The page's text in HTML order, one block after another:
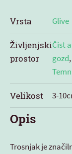
Vrsta Glive
Življenjski
prostor
Čist
gozd,
Velikost 3-
Opis
Trosnjak je